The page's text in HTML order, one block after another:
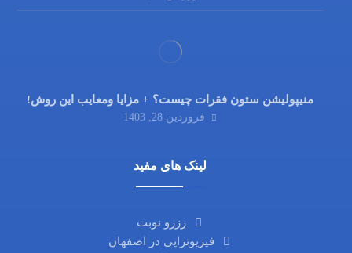
منیپولیشن ستون فقرات چیست؟ + مزایا ومعایب این روش!
فروردین 28, 1403
لینک های مفید
رزرو نوبت
فیزیوتراپی در اصفهان